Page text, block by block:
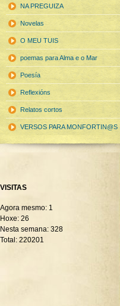
NA PREGUIZA
Novelas
O MEU TUIS
poemas para Alma e o Mar
Poesía
Reflexións
Relatos cortos
VERSOS PARA MONFORTIN@S
VISITAS
Agora mesmo: 1
Hoxe: 26
Nesta semana: 328
Total: 220201